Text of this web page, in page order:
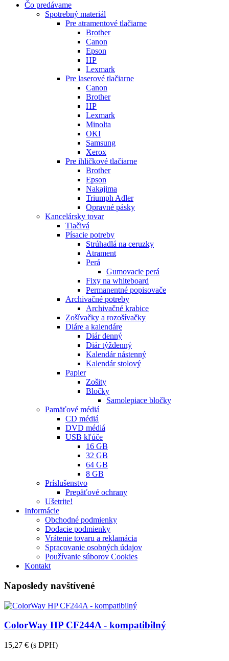
Čo predávame
Spotrebný materiál
Pre atramentové tlačiarne
Brother
Canon
Epson
HP
Lexmark
Pre laserové tlačiarne
Canon
Brother
HP
Lexmark
Minolta
OKI
Samsung
Xerox
Pre ihličkové tlačiarne
Brother
Epson
Nakajima
Triumph Adler
Opravné pásky
Kancelársky tovar
Tlačivá
Písacie potreby
Strúhadlá na ceruzky
Atrament
Perá
Gumovacie perá
Fixy na whiteboard
Permanentné popisovače
Archivačné potreby
Archivačné krabice
Zošívačky a rozošívačky
Diáre a kalendáre
Diár denný
Diár týždenný
Kalendár nástenný
Kalendár stolový
Papier
Zošity
Bločky
Samolepiace bločky
Pamäťové médiá
CD médiá
DVD médiá
USB kľúče
16 GB
32 GB
64 GB
8 GB
Príslušenstvo
Prepäťové ochrany
Ušetrite!
Informácie
Obchodné podmienky
Dodacie podmienky
Vrátenie tovaru a reklamácia
Spracovanie osobných údajov
Používanie súborov Cookies
Kontakt
Naposledy navštívené
ColorWay HP CF244A - kompatibilný
15,27 € (s DPH)